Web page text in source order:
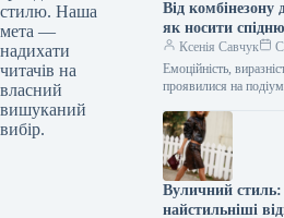
стилю. Наша
мета —
надихати
читачів на
власний
вишуканий
вибір.
Від комбінезону
як носити
восени 2026 року,
подіумів
Ксенія Савчук
Емоційність,
проявилися на
відкритого одягу в
не…
Вуличний стиль:
найстильніші